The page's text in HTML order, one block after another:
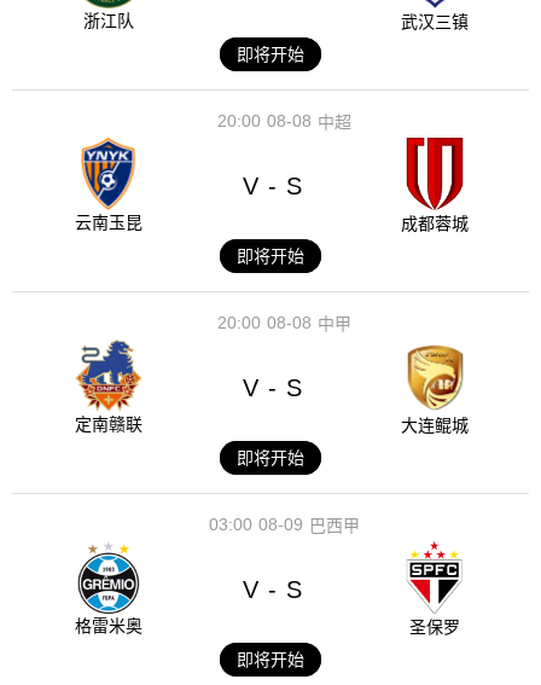
浙江队
武汉三镇
即将开始
08-08
20:00 中超
云南玉昆
V - S
成都蓉城
即将开始
08-08
20:00 中甲
定南赣联
V - S
大连鲲城
即将开始
08-09
03:00 巴西甲
格雷米奥
V - S
圣保罗
即将开始